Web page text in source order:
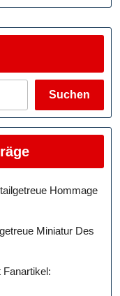
Suchen
Hommage
Miniatur Des